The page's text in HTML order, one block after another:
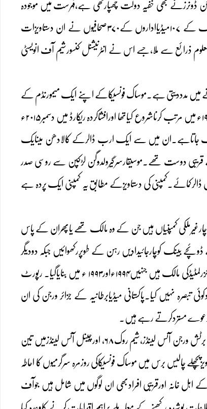
ڈونرزنے بھی خفیہ دولت چھپارکھی ہے،فہرست میں موجودہ
اورسابق آٹھ چینی حکمرانوں اوران کے اہل خانہ کے نام بھی شامل ہیں۔برطانوی اخبارکے مطابق۷۸ممالک کے ۱۰۷میڈیااداروں کے۳۷۰صحافیوں نے ان دستاویزات
ذرائع سے ملا،جسے اس نے انٹرنیشنل کنسورشیم آف انویسٹی
میں مدددیتی ہے۔موساک فونسیکاکے اپنے ایک میمورنڈم کے
مطابق اس کا۹۵فیصدکاروبارٹیکسوں کوبچانے کیلئے گاڑیوں کی فروخت کرناہے۔ موساک فونسیکانے اپناریکارڈ۱۹۷۷ء میں مرتب کرناشروع کیاتھا اورافشاکردہ ریکارڈ میں دسمبر۲۰۱۵ء
جاتاہے۔ان میں سے ایک ارب ڈالرکے کالادھن میںایک
دوست تھے۔موسیقارسرگیرولدوگن لڑکپن سے روسی صدر
کی دستاویزکے مطابق یہ کمپنی ایک پردہ ہے
چارغیرملکی کمپنیاں ہیں جن کے وہ مالک تھے یاپھران کے پاس
بینک کوچارجائیدادیں رہن کے طوپررکھوائیں جبکہ دودیگر
اپارٹمنٹس کیلئے بینک آف سکاٹ لینڈسے رقم حاصل کی۔مریم نوازبرطانوی جزائرورجن کی کمپنیوں نیلسن انٹرپرائزرلمٹیڈکی مالک ہیں جنہیں۱۹۹۴ءاور۱۹۹۳ ء میں بنایاگیا۔ رپورٹ
تبصرہ نہیں کیا۔پاکستانی میڈیابرطانیہ کے جزائر ورجن کی ان
دعوے مستردکرتے رہے ہیں۔
ایک دہائی قبل ریمنڈ بیکر نے ایک کتاب میں نوازشریف کاآف شورکمپنیوں سے تعلق جوڑتے ہوئے ان کی برٹش ورجن آئس لینڈز،شیم روک۶۸، اورچینل آئس لینڈزمیں تین
چالیس برس میں موساک فونسیکاکی روزمرہ سرگرمیوں کا احاطہ
میں سے بارہ عالمی رہنماء ان کے اہل خانہ اورقریبی افرادبھی ان لوگوں میں شامل ہیں جوآف
پوشیدہ رکھنے کے معاملے پراہم اقدامات کرنے کاوعدہ کیا